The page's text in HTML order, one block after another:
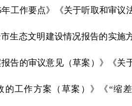
工作要点》《关于听取和审议
生态文明建设情况报告的实
告的审议意见（草案）》《关
工作方案（草案）》《“缩